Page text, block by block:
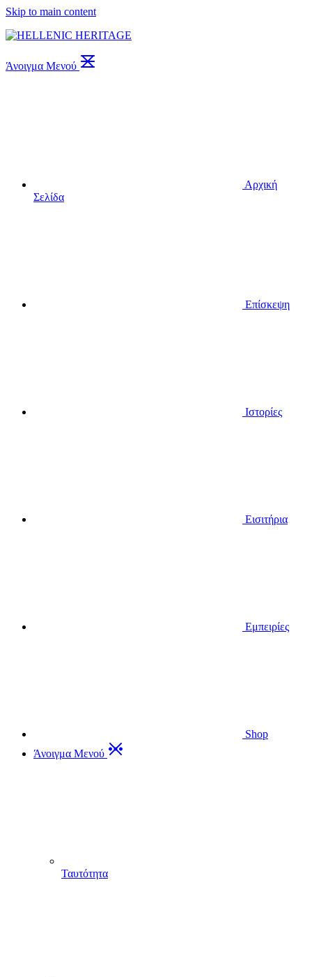
Skip to main content
Άνοιγμα Μενού
Αρχική
Σελίδα
Επίσκεψη
Ιστορίες
Εισιτήρια
Εμπειρίες
Shop
Άνοιγμα Μενού
Ταυτότητα